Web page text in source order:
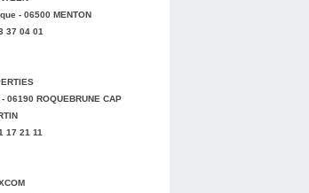
- 06500 MENTON
37 04 01
ROQUEBRUNE CAP
17 21 11